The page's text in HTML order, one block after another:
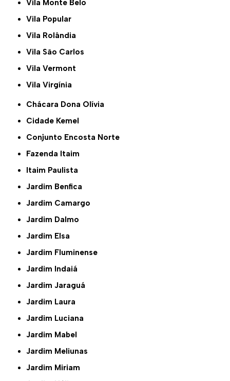
Vila Monte Belo
Vila Popular
Vila Rolândia
Vila São Carlos
Vila Vermont
Vila Virgínia
Chácara Dona Olívia
Cidade Kemel
Conjunto Encosta Norte
Fazenda Itaim
Itaim Paulista
Jardim Benfica
Jardim Camargo
Jardim Dalmo
Jardim Elsa
Jardim Fluminense
Jardim Indaiá
Jardim Jaraguá
Jardim Laura
Jardim Luciana
Jardim Mabel
Jardim Meliunas
Jardim Miriam